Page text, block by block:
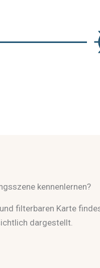
kennenlernen?
filterbaren Karte
dargestellt.